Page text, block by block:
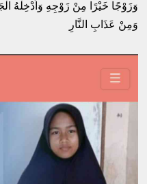
وَزَوْجًا خَيْرًا مِنْ زَوْجِهِ وَاَدْخِلْهُ
وَمِنْ عَذَابِ النَّارِ